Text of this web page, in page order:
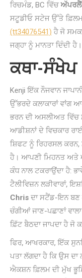
ਰਿਚਮੰਡ, BC ਵਿੱਚ
ਸਟੂਡੀਓ ਸਟੇਜ ਉੱਤੇ
(tt34076541) ਹੈ ਜੋ
ਜਗ੍ਹਾ ਨੂੰ ਮਾਨਤਾ ਦਿੰਦੀ ਹੈ।
ਕਥਾ-ਸੰਖੇਪ
Kenji ਇੱਕ ਨੌਜਵਾਨ
ਉੱਭਰਦੇ ਕਲਾਕਾਰਾਂ ਵਾਂਗ
ਭਰਨ ਦੀ ਅਸਲੀਅਤ
ਆਡੀਸ਼ਨਾਂ ਦੇ ਵਿਚਕਾਰ
ਸ਼ਿਫਟ ਨੂੰ ਰਿਹਰਸਲ
ਹੈ। ਆਪਣੀ ਮਿਹਨਤ ਅਤੇ
ਕੰਧ ਨਾਲ ਟਕਰਾਉਂਦਾ ਹੈ:
ਟੈਲੀਵਿਜ਼ਨ ਲੜੀਵਾਰਾਂ,
Chris ਦਾ ਸਟੈਂਡ-ਇਨ ਬਣ
ਚੰਗੀਆਂ ਜਾਣ-ਪਛਾਣਾਂ
ਫ਼ਿੱਟ ਬੈਠਦਾ ਜਾਪਦਾ ਹੈ ਜੋ
ਫਿਰ, ਆਖਰਕਾਰ, ਇੱਕ
ਪਤਾ ਲੱਗਦਾ ਹੈ ਕਿ ਉਸ ਦਾ
ਐਕਸ਼ਨ ਫ਼ਿਲਮ ਦੀ ਮੁੱਖ